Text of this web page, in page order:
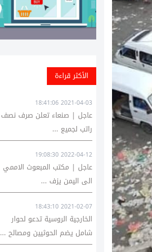
الأكثر قراءة
2021-04-03 18:41:06
عاجل | صنعاء تعلن صرف نصف
راتب لجميع ...
2022-04-12 19:08:30
عاجل | مكتب المبعوث الاممي
الى اليمن يزف ...
2021-02-07 18:43:10
الخارجية الروسية تدعو لحوار
شامل يضم الحوثيين ومصالح ...